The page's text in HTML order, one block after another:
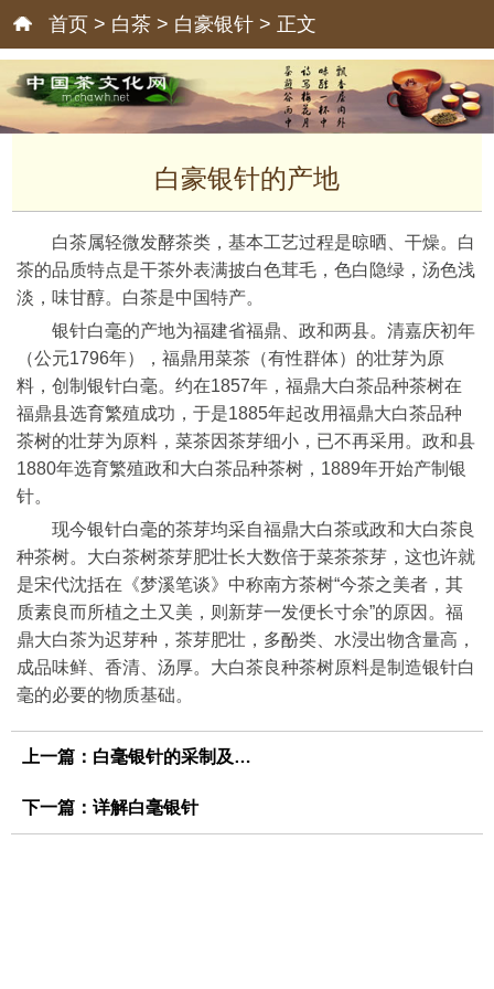
首页 > 白茶 > 白豪银针 > 正文
白豪银针的产地
白茶属轻微发酵茶类，基本工艺过程是晾晒、干燥。白
茶的品质特点是干茶外表满披白色茸毛，色白隐绿，汤色浅
淡，味甘醇。白茶是中国特产。
银针白毫的产地为福建省福鼎、政和两县。清嘉庆初年
（公元1796年），福鼎用菜茶（有性群体）的壮芽为原
料，创制银针白毫。约在1857年，福鼎大白茶品种茶树在
福鼎县选育繁殖成功，于是1885年起改用福鼎大白茶品种
茶树的壮芽为原料，菜茶因茶芽细小，已不再采用。政和县
1880年选育繁殖政和大白茶品种茶树，1889年开始产制银
针。
现今银针白毫的茶芽均采自福鼎大白茶或政和大白茶良
种茶树。大白茶树茶芽肥壮长大数倍于菜茶茶芽，这也许就
是宋代沈括在《梦溪笔谈》中称南方茶树“今茶之美者，其
质素良而所植之土又美，则新芽一发便长寸余”的原因。福
鼎大白茶为迟芽种，茶芽肥壮，多酚类、水浸出物含量高，
成品味鲜、香清、汤厚。大白茶良种茶树原料是制造银针白
毫的必要的物质基础。
上一篇： 白毫银针的采制及应用
下一篇： 详解白毫银针